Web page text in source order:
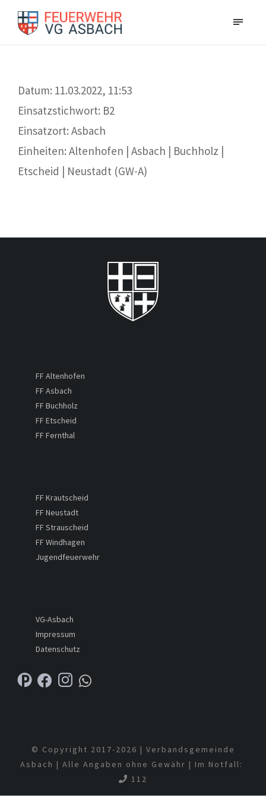
Datum: 11.03.2022, 11:53
Einsatzstichwort: B2
Einsatzort: Asbach
Einheiten: Altenhofen | Asbach | Buchholz |
Etscheid | Neustadt (GW-A)
FF Altenhofen
FF Asbach
FF Buchholz
FF Etscheid
FF Fernthal
FF Krautscheid
FF Neustadt
FF Strauscheid
FF Windhagen
Jugendfeuerwehr
VG-Asbach
Impressum
Datenschutz
© Copyright 2017-2026 | Verbandsgemeinde
Asbach | Alle Angaben ohne Gewähr | Im Notfall:
112